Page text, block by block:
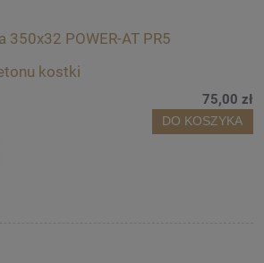
350x32 POWER-AT PR5
kostki
75,00 zł
DO KOSZYKA